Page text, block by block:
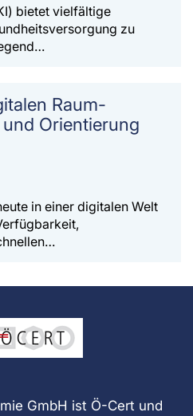
bietet vielfältige
zu
Raum-
Orientierung
in einer digitalen Welt
GmbH ist Ö-Cert und